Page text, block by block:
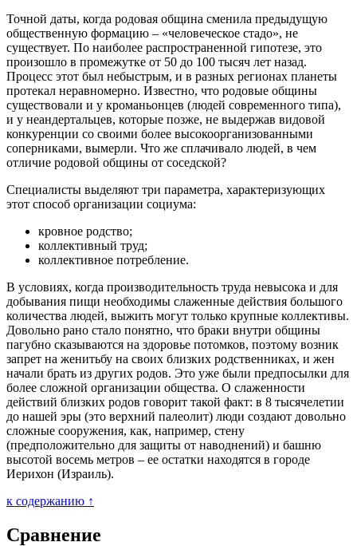
Точной даты, когда родовая община сменила предыдущую
общественную формацию – «человеческое стадо», не
существует. По наиболее распространенной гипотезе, это
произошло в промежутке от 50 до 100 тысяч лет назад.
Процесс этот был небыстрым, и в разных регионах планеты
протекал неравномерно. Известно, что родовые общины
существовали и у кроманьонцев (людей современного типа),
и у неандертальцев, которые позже, не выдержав видовой
конкуренции со своими более высокоорганизованными
соперниками, вымерли. Что же сплачивало людей, в чем
отличие родовой общины от соседской?
Специалисты выделяют три параметра, характеризующих
этот способ организации социума:
кровное родство;
коллективный труд;
коллективное потребление.
В условиях, когда производительность труда невысока и для
добывания пищи необходимы слаженные действия большого
количества людей, выжить могут только крупные коллективы.
Довольно рано стало понятно, что браки внутри общины
пагубно сказываются на здоровье потомков, поэтому возник
запрет на женитьбу на своих близких родственниках, и жен
начали брать из других родов. Это уже были предпосылки для
более сложной организации общества. О слаженности
действий близких родов говорит такой факт: в 8 тысячелетии
до нашей эры (это верхний палеолит) люди создают довольно
сложные сооружения, как, например, стену
(предположительно для защиты от наводнений) и башню
высотой восемь метров – ее остатки находятся в городе
Иерихон (Израиль).
к содержанию ↑
Сравнение